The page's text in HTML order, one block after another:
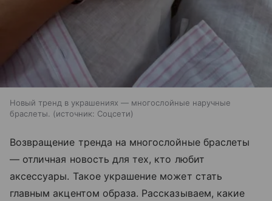
Новый тренд в украшениях — многослойные наручные
браслеты.
источник: Соцсети
Возвращение тренда на многослойные браслеты
— отличная новость для тех, кто любит
аксессуары. Такое украшение может стать
главным акцентом образа. Рассказываем, какие